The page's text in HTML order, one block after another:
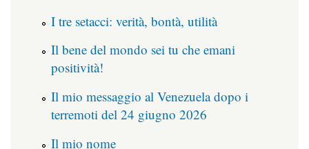
I tre setacci: verità, bontà, utilità
Il bene del mondo sei tu che emani
positività!
Il mio messaggio al Venezuela dopo i
terremoti del 24 giugno 2026
Il mio nome